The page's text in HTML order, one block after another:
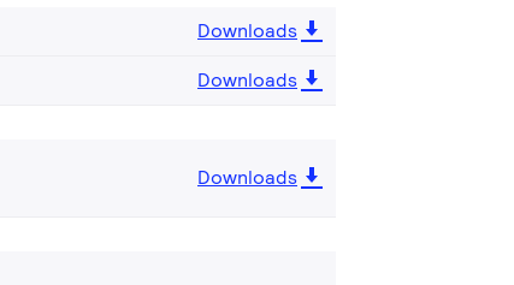
Downloads
Downloads
Downloads